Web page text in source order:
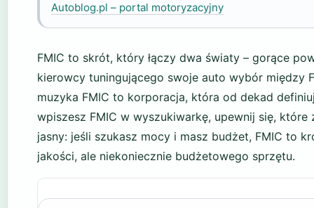
Autoblog.pl – portal motoryzacyjny
FMIC to skrót, który łączy dwa światy – gorące
kierowcy tuningującego swoje auto wybór między
muzyka FMIC to korporacja, która od dekad
wpiszesz FMIC w wyszukiwarkę, upewnij się,
jasny: jeśli szukasz mocy i masz budżet, FMIC to
jakości, ale niekoniecznie budżetowego sprzętu.